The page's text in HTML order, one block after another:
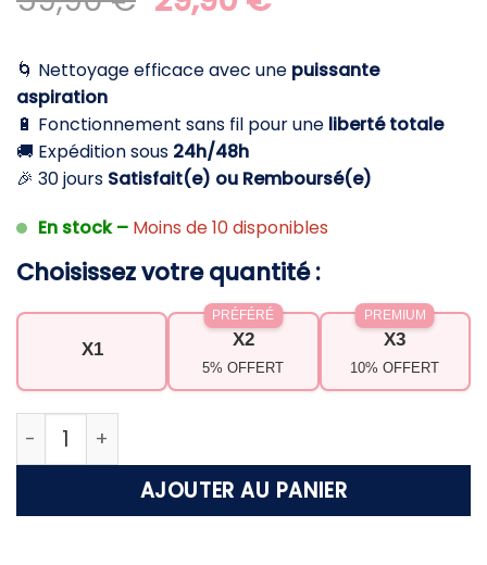
prix
initial
était :
59,90 €.
actuel
est :
29,90 €.
🌀 Nettoyage efficace avec une puissante
aspiration
🔋 Fonctionnement sans fil pour une liberté totale
🚚 Expédition sous 24h/48h
🎉 30 jours Satisfait(e) ou Remboursé(e)
En stock – Moins de 10 disponibles
Choisissez votre quantité :
X1 X2
5% OFFERT
PRÉFÉRÉ
X3
10% OFFERT
PREMIUM
quantité de Aspirateur de piscine – Nettoyage
AJOUTER AU PANIER